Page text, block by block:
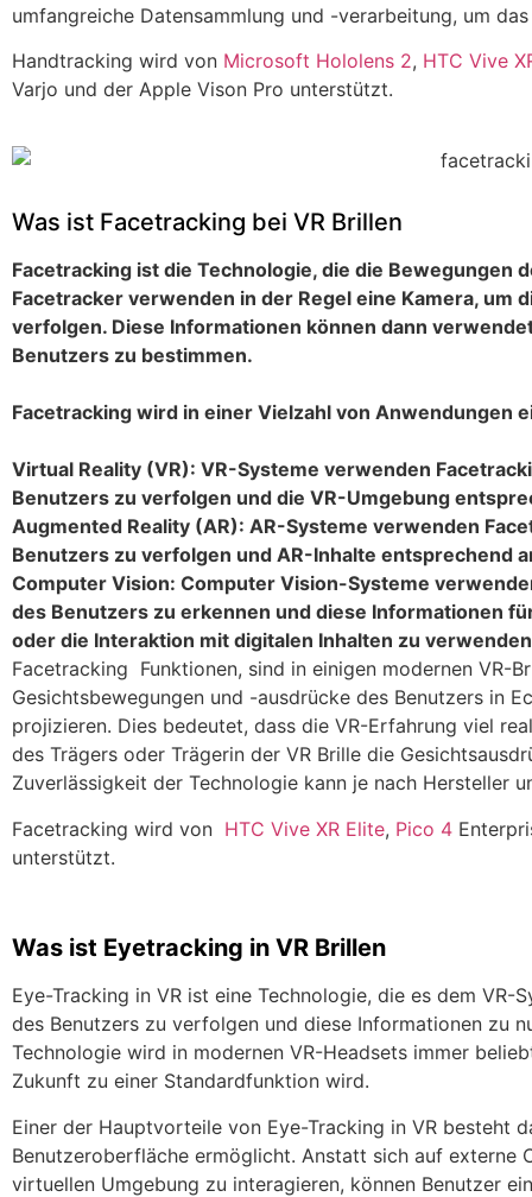
umfangreiche Datensammlung und -verarbeitung, um
Handtracking wird von Microsoft Hololens 2, HTC Vive
Varjo und der Apple Vison Pro unterstützt.
Was ist Facetracking bei VR Brillen
Facetracking ist die Technologie, die die Bewegungen
Facetracker verwenden in der Regel eine Kamera, um
verfolgen. Diese Informationen können dann
Benutzers zu bestimmen.
Facetracking wird in einer Vielzahl von Anwendungen
Virtual Reality (VR): VR-Systeme verwenden
Benutzers zu verfolgen und die VR-Umgebung
Augmented Reality (AR): AR-Systeme verwenden
Benutzers zu verfolgen und AR-Inhalte entsprechend
Computer Vision: Computer Vision-Systeme
des Benutzers zu erkennen und diese Informationen
oder die Interaktion mit digitalen Inhalten zu
Facetracking Funktionen, sind in einigen modernen VR-
Gesichtsbewegungen und -ausdrücke des Benutzers in
projizieren. Dies bedeutet, dass die VR-Erfahrung viel
des Trägers oder Trägerin der VR Brille die
Zuverlässigkeit der Technologie kann je nach Hersteller
Facetracking wird von HTC Vive XR Elite, Pico 4
unterstützt.
Was ist Eyetracking in VR Brillen
Eye-Tracking in VR ist eine Technologie, die es dem
des Benutzers zu verfolgen und diese Informationen zu
Technologie wird in modernen VR-Headsets immer
Zukunft zu einer Standardfunktion wird.
Einer der Hauptvorteile von Eye-Tracking in VR besteht
Benutzeroberfläche ermöglicht. Anstatt sich auf externe
virtuellen Umgebung zu interagieren, können Benutzer